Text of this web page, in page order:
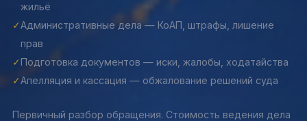
жильё
✓Административные дела — КоАП, штрафы, лишение
прав
✓ Подготовка документов — иски, жалобы, ходатайства
✓Апелляция и кассация — обжалование решений суда
Первичный разбор обращения. Стоимость ведения дела